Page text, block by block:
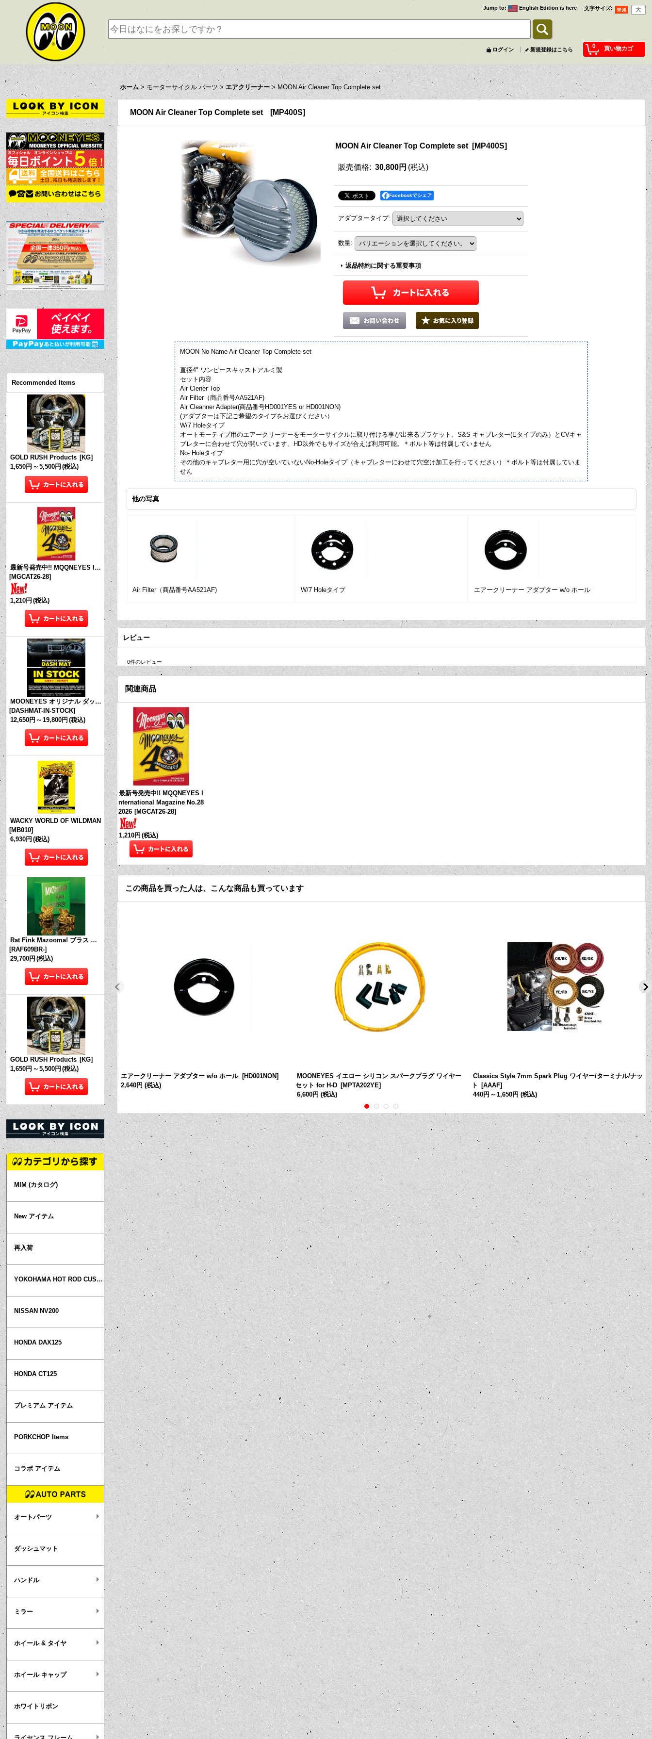
文字サイズ:
Jump to: English Edition is here
0 買い物カゴ
ログイン 新規登録はこちら
ホーム > モーターサイクル パーツ > エアクリーナー > MOON Air Cleaner Top Complete set
Recommended Items
GOLD RUSH Products [KG]
1,650円 ～ 5,500円 (税込)
最新号発売中!! MQQNEYES International Magazine No.28 2026
[MGCAT26-28]
1,210円 (税込)
MOONEYES オリジナル ダッシュマット (in Stock!)
[DASHMAT-IN-STOCK]
12,650円 ～ 19,800円 (税込)
WACKY WORLD OF WILDMAN
[MB010]
6,930円 (税込)
Rat Fink Mazooma! ブラス リング
[RAF609BR-]
29,700円 (税込)
GOLD RUSH Products [KG]
1,650円 ～ 5,500円 (税込)
MIM (カタログ)
New アイテム
再入荷
YOKOHAMA HOT ROD CUSTOM SHOW
NISSAN NV200
HONDA DAX125
HONDA CT125
プレミアム アイテム
PORKCHOP Items
コラボ アイテム
オートパーツ
ダッシュマット
ハンドル
ミラー
ホイール & タイヤ
ホイール キャップ
ホワイトリボン
MOON Air Cleaner Top Complete set [MP400S]
MOON Air Cleaner Top Complete set [MP400S]
販売価格: 30,800円 (税込)
Facebookでシェア
アダプタータイプ:
数量:
返品特約に関する重要事項
MOON No Name Air Cleaner Top Complete set
直径4" ワンピースキャストアルミ製
セット内容
Air Clener Top
Air Filter（商品番号AA521AF)
Air Cleanner Adapter(商品番号HD001YES or HD001NON)
(アダプターは下記ご希望のタイプをお選びください）
W/7 Holeタイプ
オートモーティブ用のエアークリーナーをモーターサイクルに取り付ける事が出来るブラケット。S&S キャブレター(Eタイプのみ）とCVキャ
ブレターに合わせて穴が開いています。HD以外でもサイズが合えば利用可能。＊ボルト等は付属していません
No- Holeタイプ
その他のキャブレター用に穴が空いていないNo-Holeタイプ（キャブレターにわせて穴空け加工を行ってください）＊ボルト等は付属していま
せん
他の写真
Air Filter（商品番号AA521AF) W/7 Holeタイプ エアークリーナー アダプター w/o ホール
レビュー
0件のレビュー
関連商品
最新号発売中!! MQQNEYES I
nternational Magazine No.28
2026 [MGCAT26-28]
1,210円 (税込)
この商品を買った人は、こんな商品も買っています
エアークリーナー アダプター w/o ホール [HD001NON]
2,640円 (税込)
MOONEYES イエロー シリコン スパークプラグ ワイヤー
セット for H-D [MPTA202YE]
6,600円 (税込)
Classics Style 7mm Spark Plug ワイヤー/ターミナル/ナッ
ト
[AAAF]
440円 ～ 1,650円 (税込)